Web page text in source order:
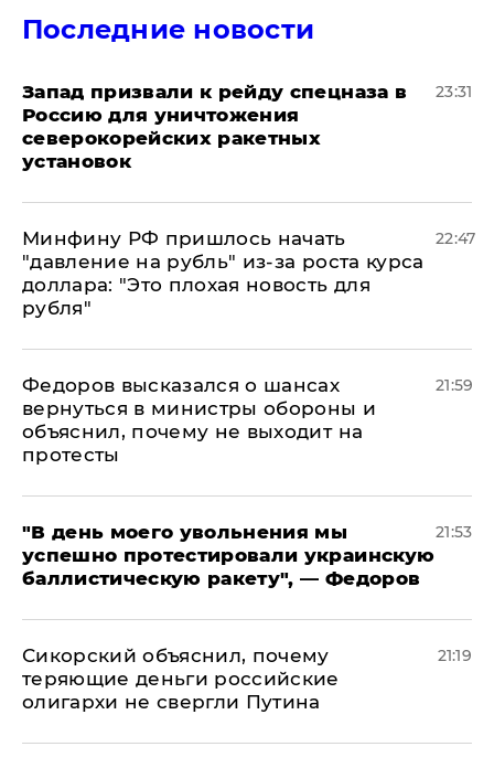
Последние новости
Запад призвали к рейду спецназа в
Россию для уничтожения
северокорейских ракетных
установок
23:31
Минфину РФ пришлось начать
"давление на рубль" из-за роста курса
доллара: "Это плохая новость для
рубля"
22:47
Федоров высказался о шансах
вернуться в министры обороны и
объяснил, почему не выходит на
протесты
21:59
​"В день моего увольнения мы
успешно протестировали украинскую
баллистическую ракету", — Федоров
21:53
Сикорский объяснил, почему
теряющие деньги российские
олигархи не свергли Путина
21:19